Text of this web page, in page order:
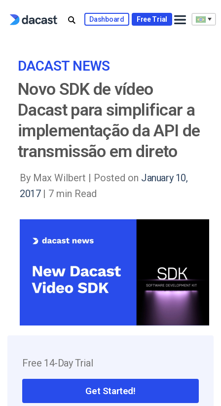
Dashboard Free Trial
DACAST NEWS
Novo SDK de vídeo
Dacast para simplificar a
implementação da API de
transmissão em direto
By Max Wilbert | Posted on January 10,
2017| 7 min Read
Free 14-Day Trial
Get Started!